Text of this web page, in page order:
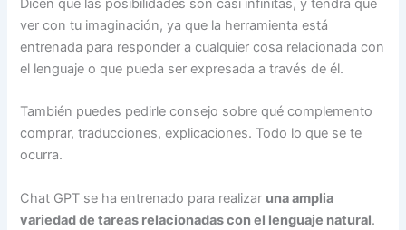
Dicen que las posibilidades son casi infinitas, y tendrá que
ver con tu imaginación, ya que la herramienta está
entrenada para responder a cualquier cosa relacionada con
el lenguaje o que pueda ser expresada a través de él.
También puedes pedirle consejo sobre qué complemento
comprar, traducciones, explicaciones. Todo lo que se te
ocurra.
Chat GPT se ha entrenado para realizar una amplia
variedad de tareas relacionadas con el lenguaje natural.